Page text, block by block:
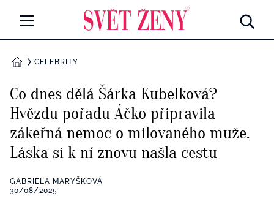
Všechny kategorie
Rozhovory
RETROHUBKY
PSYCHOLOGIE
Seberozvoj
ZDRAVÍ
DOMŮCELEBRITY
Co dnes dělá Šárka Kubelková?
Hvězdu pořadu Áčko připravila
zákeřná nemoc o milovaného muže.
Láska si k ní znovu našla cestu
GABRIELA MARYŠKOVÁ
30/08/2025